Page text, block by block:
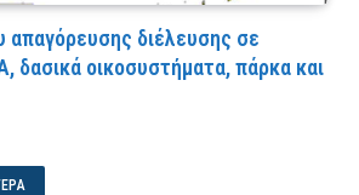
απαγόρευσης διέλευσης σε
δασικά οικοσυστήματα, πάρκα και